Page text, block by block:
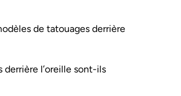
de tatouages derrière
derrière l’oreille sont-ils